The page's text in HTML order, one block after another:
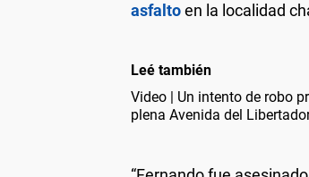
asfaltoen la localidad
Leé también
Video | Un intento de robo
plena Avenida del